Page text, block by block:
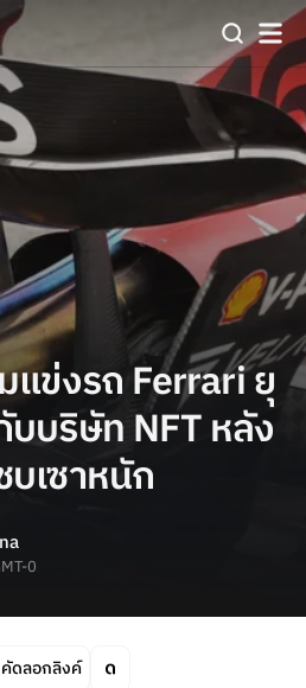
ข่งรถ Ferrari ยุ
บริษัท NFT หลัง
เซาหนัก
0
คัดลอกลิงค์